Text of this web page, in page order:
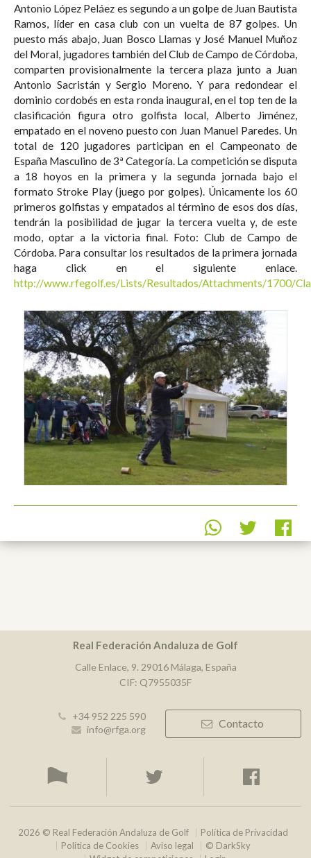
Antonio López Peláez es segundo a un golpe de Juan Bautista
Ramos, líder en casa club con un vuelta de 87 golpes. Un
puesto más abajo, Juan Bosco Llamas y José Manuel Muñoz
del Moral, jugadores también del Club de Campo de Córdoba,
comparten provisionalmente la tercera plaza junto a Juan
Antonio Sacristán y Sergio Moreno. Y para redondear el
dominio cordobés en esta ronda inaugural, en el top ten de la
clasificación figura otro golfista local, Alberto Jiménez,
empatado en el noveno puesto con Juan Manuel Paredes. Un
total de 120 jugadores participan en el Campeonato de
España Masculino de 3ª Categoría. La competición se disputa
a 18 hoyos en la primera y la segunda jornada bajo el
formato Stroke Play (juego por golpes). Únicamente los 60
primeros golfistas y empatados al término de esos dos días,
tendrán la posibilidad de jugar la tercera vuelta y, de este
modo, optar a la victoria final. Foto: Club de Campo de
Córdoba. Para consultar los resultados de la primera jornada
haga click en el siguiente enlace.
http://www.rfegolf.es/Lists/Resultados/Attachments/1700/
Real Federación Andaluza de Golf
Calle Enlace, 9. 29016 Málaga, España
CIF: Q7955035F
+34 952 225 590
info@rfga.org
Contacto
2026 © Real Federación Andaluza de Golf
Política de Privacidad
Política de Cookies
Aviso legal
© DarkSky